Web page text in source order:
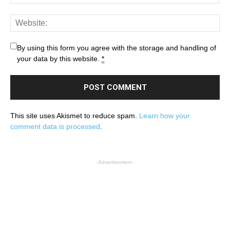
By using this form you agree with the storage and handling of
your data by this website. *
This site uses Akismet to reduce spam. Learn how your
comment data is processed
- Advertisement -